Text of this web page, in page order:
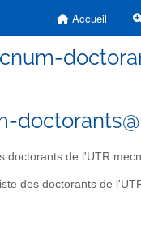
Accueil
doctorants de l'UTR
liste des doctorants de